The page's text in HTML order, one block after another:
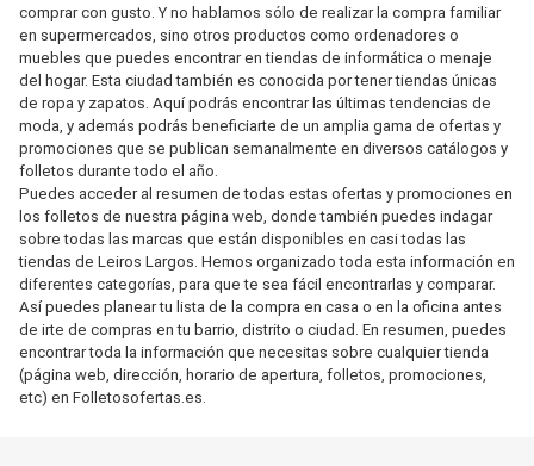
comprar con gusto. Y no hablamos sólo de realizar la compra familiar
en supermercados, sino otros productos como ordenadores o
muebles que puedes encontrar en tiendas de informática o menaje
del hogar. Esta ciudad también es conocida por tener tiendas únicas
de ropa y zapatos. Aquí podrás encontrar las últimas tendencias de
moda, y además podrás beneficiarte de un amplia gama de ofertas y
promociones que se publican semanalmente en diversos catálogos y
folletos durante todo el año.
Puedes acceder al resumen de todas estas ofertas y promociones en
los folletos de nuestra página web, donde también puedes indagar
sobre todas las marcas que están disponibles en casi todas las
tiendas de Leiros Largos. Hemos organizado toda esta información en
diferentes categorías, para que te sea fácil encontrarlas y comparar.
Así puedes planear tu lista de la compra en casa o en la oficina antes
de irte de compras en tu barrio, distrito o ciudad. En resumen, puedes
encontrar toda la información que necesitas sobre cualquier tienda
(página web, dirección, horario de apertura, folletos, promociones,
etc) en Folletosofertas.es.